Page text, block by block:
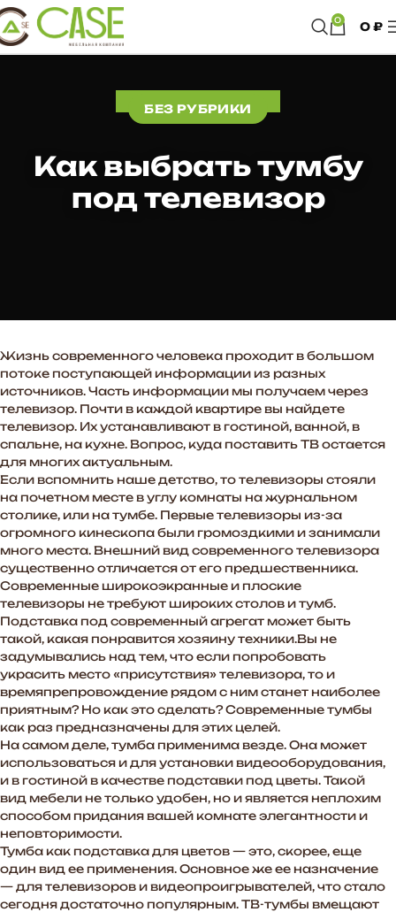
0 0₽
БЕЗ РУБРИКИ
Как выбрать тумбу
под телевизор
Жизнь современного человека проходит в большом
потоке поступающей информации из разных
источников. Часть информации мы получаем через
телевизор. Почти в каждой квартире вы найдете
телевизор. Их устанавливают в гостиной, ванной, в
спальне, на кухне. Вопрос, куда поставить ТВ остается
для многих актуальным.
Если вспомнить наше детство, то телевизоры стояли
на почетном месте в углу комнаты на журнальном
столике, или на тумбе. Первые телевизоры из-за
огромного кинескопа были громоздкими и занимали
много места. Внешний вид современного телевизора
существенно отличается от его предшественника.
Современные широкоэкранные и плоские
телевизоры не требуют широких столов и тумб.
Подставка под современный агрегат может быть
такой, какая понравится хозяину техники.Вы не
задумывались над тем, что если попробовать
украсить место «присутствия» телевизора, то и
времяпрепровождение рядом с ним станет наиболее
приятным? Но как это сделать? Современные тумбы
как раз предназначены для этих целей.
На самом деле, тумба применима везде. Она может
использоваться и для установки видеооборудования,
и в гостиной в качестве подставки под цветы. Такой
вид мебели не только удобен, но и является неплохим
способом придания вашей комнате элегантности и
неповторимости.
Тумба как подставка для цветов — это, скорее, еще
один вид ее применения. Основное же ее назначение
— для телевизоров и видеопроигрывателей, что стало
сегодня достаточно популярным. ТВ-тумбы вмещают